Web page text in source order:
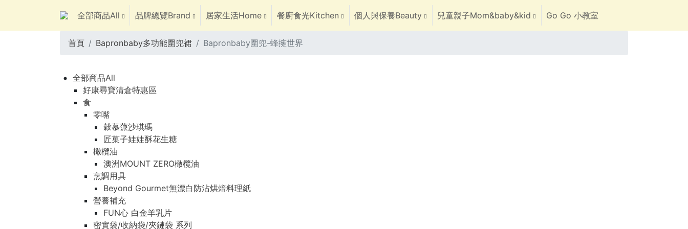
全部商品All 品牌總覽Brand 居家生活Home 餐廚食光Kitchen 個人與保養Beauty 兒童親子Mom&baby&kid Go Go 小教室
首頁 Bapronbaby多功能圍兜裙 Bapronbaby圍兜-蜂擁世界
全部商品All
好康尋寶清倉特惠區
食
零嘴
穀慕蒎沙琪瑪
匠菓子娃娃酥花生糖
橄欖油
澳洲MOUNT ZERO橄欖油
烹調用具
Beyond Gourmet無漂白防沾烘焙料理紙
營養補充
FUN心 白金羊乳片
密實袋/收納袋/夾鏈袋 系列